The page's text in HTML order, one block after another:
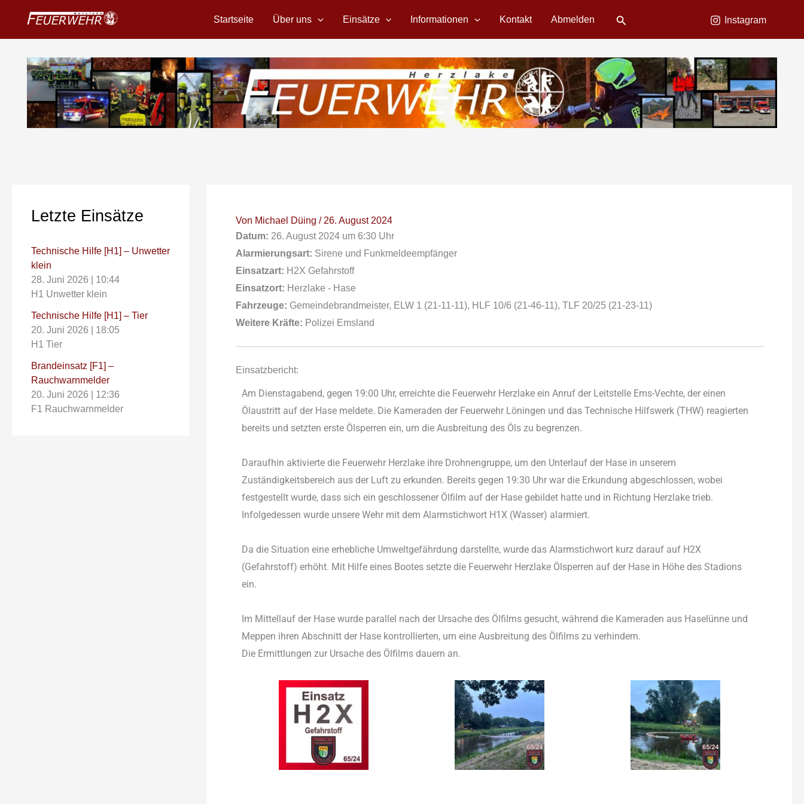
Startseite Über uns Einsätze Informationen Kontakt Abmelden Suchen Instagram
Letzte Einsätze
Technische Hilfe [H1] – Unwetter
klein
28. Juni 2026
10:44
H1 Unwetter klein
Technische Hilfe [H1] – Tier
20. Juni 2026
18:05
H1 Tier
Brandeinsatz [F1] –
Rauchwarnmelder
20. Juni 2026
12:36
F1 Rauchwarnmelder
Von Michael Düing / 26. August 2024
Datum: 26. August 2024 um 6:30 Uhr
Alarmierungsart: Sirene und Funkmeldeempfänger
Einsatzart: H2X Gefahrstoff
Einsatzort: Herzlake - Hase
Fahrzeuge: Gemeindebrandmeister, ELW 1 (21-11-11), HLF 10/6 (21-46-11), TLF 20/25 (21-23-11)
Weitere Kräfte: Polizei Emsland
Einsatzbericht:
Am Dienstagabend, gegen 19:00 Uhr, erreichte die Feuerwehr Herzlake ein Anruf der Leitstelle Ems-Vechte, der einen
Ölaustritt auf der Hase meldete. Die Kameraden der Feuerwehr Löningen und das Technische Hilfswerk (THW) reagierten
bereits und setzten erste Ölsperren ein, um die Ausbreitung des Öls zu begrenzen.
Daraufhin aktivierte die Feuerwehr Herzlake ihre Drohnengruppe, um den Unterlauf der Hase in unserem
Zuständigkeitsbereich aus der Luft zu erkunden. Bereits gegen 19:30 Uhr war die Erkundung abgeschlossen, wobei
festgestellt wurde, dass sich ein geschlossener Ölfilm auf der Hase gebildet hatte und in Richtung Herzlake trieb.
Infolgedessen wurde unsere Wehr mit dem Alarmstichwort H1X (Wasser) alarmiert.
Da die Situation eine erhebliche Umweltgefährdung darstellte, wurde das Alarmstichwort kurz darauf auf H2X
(Gefahrstoff) erhöht. Mit Hilfe eines Bootes setzte die Feuerwehr Herzlake Ölsperren auf der Hase in Höhe des Stadions
ein.
Im Mittellauf der Hase wurde parallel nach der Ursache des Ölfilms gesucht, während die Kameraden aus Haselünne und
Meppen ihren Abschnitt der Hase kontrollierten, um eine Ausbreitung des Ölfilms zu verhindern.
Die Ermittlungen zur Ursache des Ölfilms dauern an.